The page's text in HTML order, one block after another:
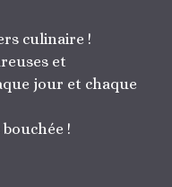
culinaire !
et
jour et chaque
!